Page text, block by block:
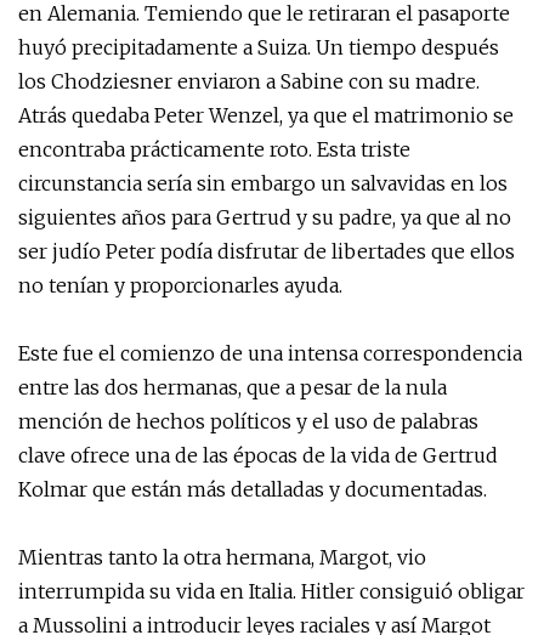
en Alemania. Temiendo que le retiraran el pasaporte
huyó precipitadamente a Suiza. Un tiempo después
los Chodziesner enviaron a Sabine con su madre.
Atrás quedaba Peter Wenzel, ya que el matrimonio se
encontraba prácticamente roto. Esta triste
circunstancia sería sin embargo un salvavidas en los
siguientes años para Gertrud y su padre, ya que al no
ser judío Peter podía disfrutar de libertades que ellos
no tenían y proporcionarles ayuda.
Este fue el comienzo de una intensa correspondencia
entre las dos hermanas, que a pesar de la nula
mención de hechos políticos y el uso de palabras
clave ofrece una de las épocas de la vida de Gertrud
Kolmar que están más detalladas y documentadas.
Mientras tanto la otra hermana, Margot, vio
interrumpida su vida en Italia. Hitler consiguió obligar
a Mussolini a introducir leyes raciales y así Margot